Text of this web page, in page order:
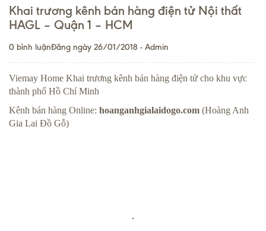
Khai trương kênh bán hàng điện tử Nội thất
HAGL – Quận 1 – HCM
Đăng ngày 26/01/2018 - Admin
0 bình luận
Viemay Home Khai trương kênh bán hàng điện tử cho khu vực
thành phố Hồ Chí Minh
Kênh bán hàng Online: hoanganhgialaidogo.com (Hoàng Anh
Gia Lai Đồ Gỗ)